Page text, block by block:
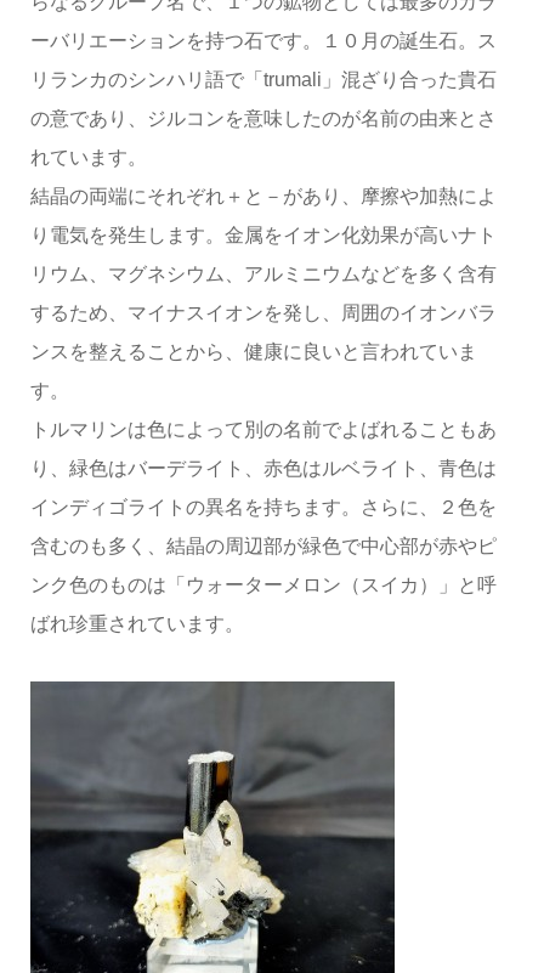
ーバリエーションを持つ石です。１０月の誕生石。ス
リランカのシンハリ語で「trumali」混ざり合った貴石
の意であり、ジルコンを意味したのが名前の由来とさ
れています。
結晶の両端にそれぞれ＋と－があり、摩擦や加熱によ
り電気を発生します。金属をイオン化効果が高いナト
リウム、マグネシウム、アルミニウムなどを多く含有
するため、マイナスイオンを発し、周囲のイオンバラ
ンスを整えることから、健康に良いと言われていま
す。
トルマリンは色によって別の名前でよばれることもあ
り、緑色はバーデライト、赤色はルベライト、青色は
インディゴライトの異名を持ちます。さらに、２色を
含むのも多く、結晶の周辺部が緑色で中心部が赤やピ
ンク色のものは「ウォーターメロン（スイカ）」と呼
ばれ珍重されています。